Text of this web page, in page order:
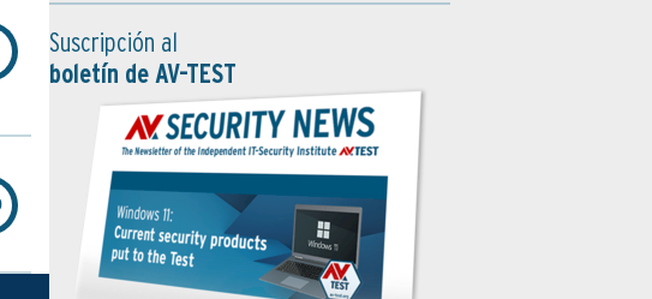
Suscripción al
boletín de AV-TEST